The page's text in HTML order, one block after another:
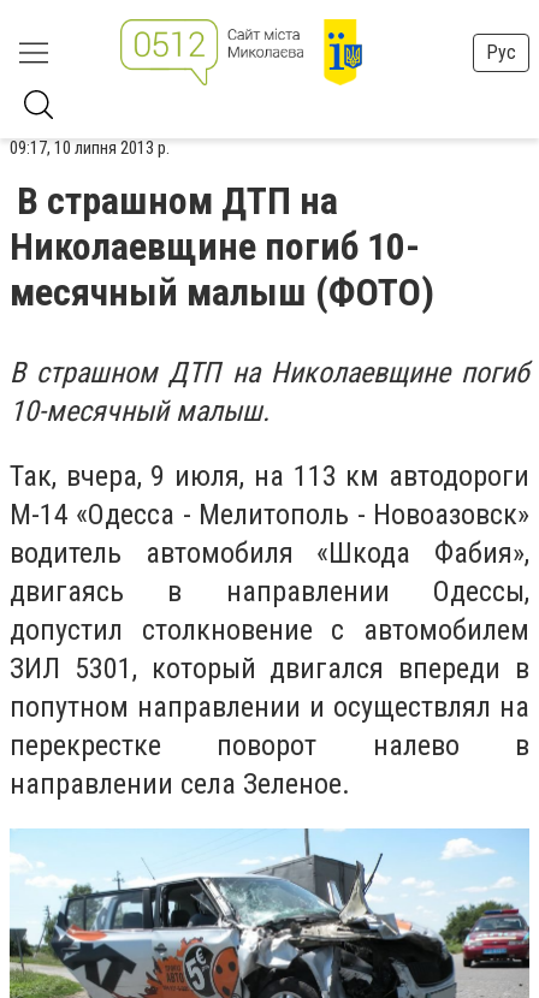
Рус
09:17, 10 липня 2013 р.
В страшном ДТП на
Николаевщине погиб 10-
месячный малыш (ФОТО)
В страшном ДТП на Николаевщине погиб
10-месячный малыш.
Так, вчера, 9 июля, на 113 км автодороги
М-14 «Одесса - Мелитополь - Новоазовск»
водитель автомобиля «Шкода Фабия»,
двигаясь в направлении Одессы,
допустил столкновение с автомобилем
ЗИЛ 5301, который двигался впереди в
попутном направлении и осуществлял на
перекрестке поворот налево в
направлении села Зеленое.